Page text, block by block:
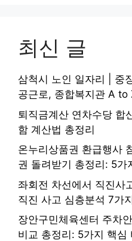
최신 글
삼척시 노인 일자리 | 중
공근로, 종합복지관 A to
퇴직금계산 연차수당 합
함 계산법 총정리
온누리상품권 환급행사
권 돌려받기 총정리: 5가
좌회전 차선에서 직진사
직진 사고 심층분석 7가
장안구민체육센터 주차
비교 총정리: 5가지 핵심